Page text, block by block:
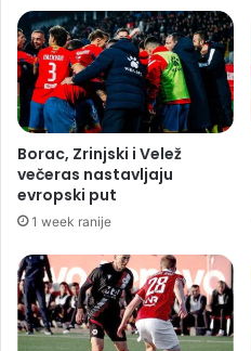
Borac, Zrinjski i Velež
večeras nastavljaju
evropski put
1 week ranije